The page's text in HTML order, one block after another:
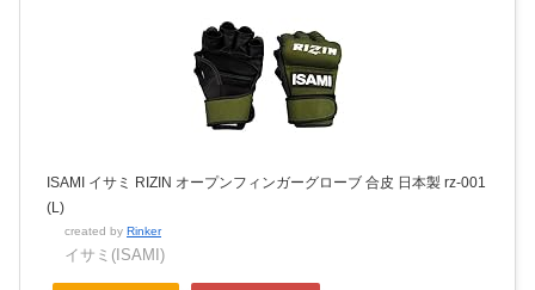
ISAMI イサミ RIZIN オープンフィンガーグローブ 合皮 日本製 rz-001
(L)
created by Rinker
イサミ(ISAMI)